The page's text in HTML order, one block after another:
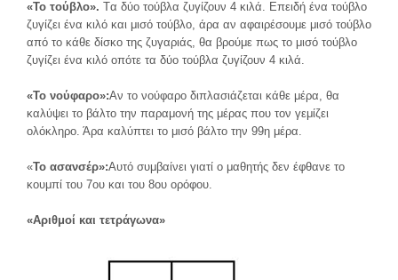
«Το τούβλο». Tα δύο τούβλα ζυγίζουν 4 κιλά. Επειδή ένα τούβλο
ζυγίζει ένα κιλό και μισό τούβλο, άρα αν αφαιρέσουμε μισό τούβλο
από το κάθε δίσκο της ζυγαριάς, θα βρούμε πως το μισό τούβλο
ζυγίζει ένα κιλό οπότε τα δύο τούβλα ζυγίζουν 4 κιλά.
«Το νούφαρο»:Αν το νούφαρο διπλασιάζεται κάθε μέρα, θα
καλύψει το βάλτο την παραμονή της μέρας που τον γεμίζει
ολόκληρο. Άρα καλύπτει το μισό βάλτο την 99η μέρα.
«Το ασανσέρ»:Αυτό συμβαίνει γιατί ο μαθητής δεν έφθανε το
κουμπί του 7ου και του 8ου ορόφου.
«Αριθμοί και τετράγωνα»